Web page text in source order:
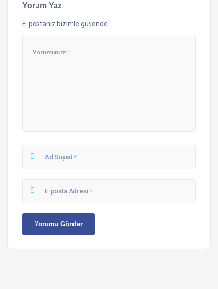
Yorum Yaz
E-postanız bizimle güvende.